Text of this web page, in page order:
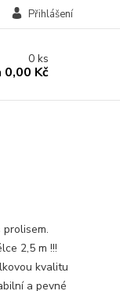
Přihlášení
0ks
0,00 Kč
2,5 m !!!
kvalitu
a pevné